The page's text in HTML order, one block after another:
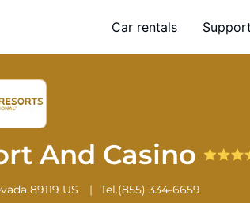
Car rentals Support
And Casino
89119 US Tel.(855) 334-6659
Сведения об отеле Порядок